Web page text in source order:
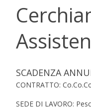
SCADENZA
CONTRATTO:
SEDE DI LAVORO: